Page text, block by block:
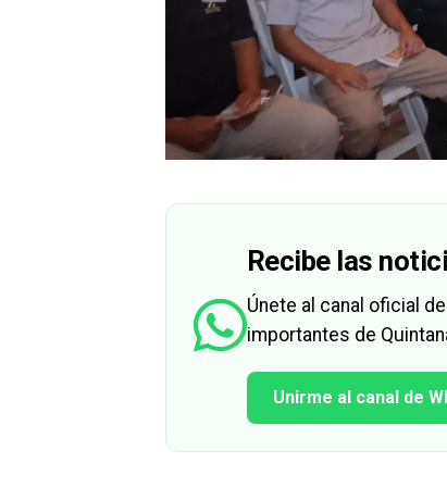
Recibe las
Únete al canal oficial
importantes de
Unirme al canal de